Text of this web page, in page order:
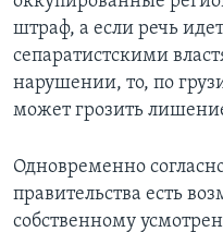
штраф, а если речь
сепаратистскими
нарушении, то, по
может грозить
Одновременно
правительства есть
собственному